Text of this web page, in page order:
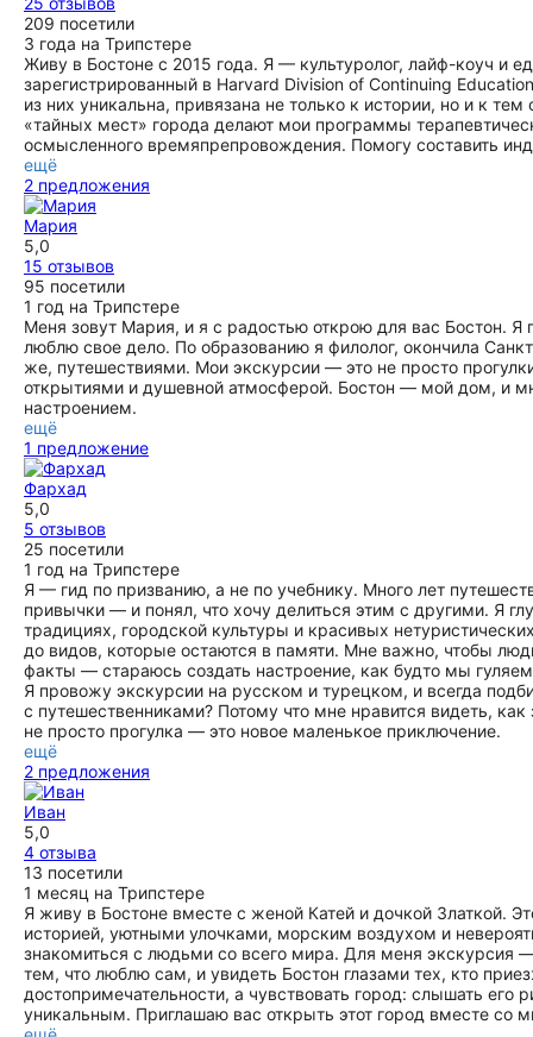
ещё
экскурсию — только к ней!
ещё
Америки, о ключевых событиях истории Бостона и о том,
как этот город стал таким важным местом в истории
страны. Экскурсия прошла на одном дыхании — было
ощущение, что мы не просто слушаем факты, а
действительно путешествуем во времени. Мария —
настоящий профессионал и человек, который искренне
любит своё дело. От всей души рекомендуем её всем, кто
хочет по-настоящему почувствовать атмосферу Бостона и
узнать его историю.
ещё
209 посетили
3 года на Трипстере
Живу в Бостоне с 2015 года. Я — культуролог, лайф-коуч и
зарегистрированный в Harvard Division of Continuing
из них уникальна, привязана не только к истории, но и к
«тайных мест» города делают мои программы
осмысленного времяпрепровождения. Помогу составить
ещё
2 предложения
Мария
5,0
15 отзывов
95 посетили
1 год на Трипстере
Меня зовут Мария, и я с радостью открою для вас Бостон. Я
люблю свое дело. По образованию я филолог, окончила
же, путешествиями. Мои экскурсии — это не просто
открытиями и душевной атмосферой. Бостон — мой дом, и
настроением.
ещё
1 предложение
Фархад
5,0
5 отзывов
25 посетили
1 год на Трипстере
Я — гид по призванию, а не по учебнику. Много лет
привычки — и понял, что хочу делиться этим с другими. Я
традициях, городской культуры и красивых
до видов, которые остаются в памяти. Мне важно, чтобы
факты — стараюсь создать настроение, как будто мы
Я провожу экскурсии на русском и турецком, и всегда
с путешественниками? Потому что мне нравится видеть,
не просто прогулка — это новое маленькое приключение.
ещё
2 предложения
Иван
5,0
4 отзыва
13 посетили
1 месяц на Трипстере
Я живу в Бостоне вместе с женой Катей и дочкой Златкой.
историей, уютными улочками, морским воздухом и
знакомиться с людьми со всего мира. Для меня экскурсия
тем, что люблю сам, и увидеть Бостон глазами тех, кто
достопримечательности, а чувствовать город: слышать его
уникальным. Приглашаю вас открыть этот город вместе